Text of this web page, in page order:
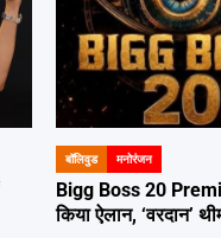
POSTED
IN
बॉलिवुड मनोरंजन
Bigg Boss 20
किया ऐलान, ‘वरदान’